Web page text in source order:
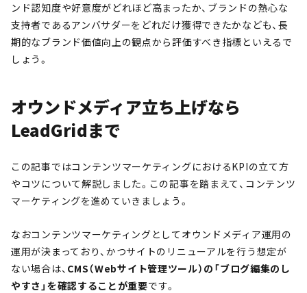
ンド認知度や好意度がどれほど高まったか、ブランドの熱心な
支持者であるアンバサダーをどれだけ獲得できたかなども、長
期的なブランド価値向上の観点から評価すべき指標といえるで
しょう。
オウンドメディア立ち上げなら
LeadGridまで
この記事ではコンテンツマーケティングにおけるKPIの立て方
やコツについて解説しました。この記事を踏まえて、コンテンツ
マーケティングを進めていきましょう。
なおコンテンツマーケティングとしてオウンドメディア運用の
運用が決まっており、かつサイトのリニューアルを行う想定が
ない場合は、 CMS（Webサイト管理ツール）の「ブログ編集のし
やすさ」を確認することが重要です。